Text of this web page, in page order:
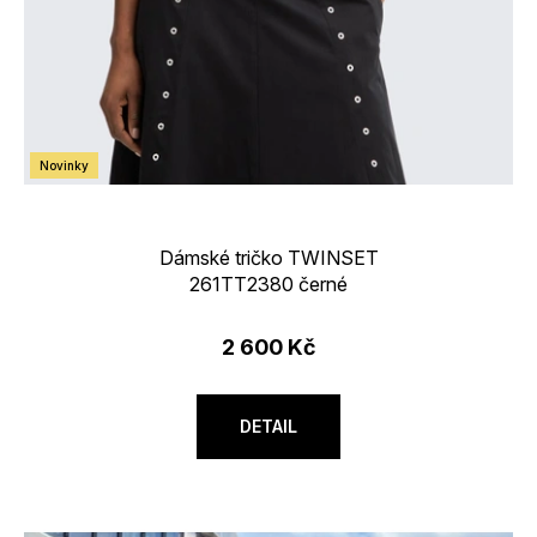
Novinky
Dámské tričko TWINSET
261TT2380 černé
2 600 Kč
DETAIL